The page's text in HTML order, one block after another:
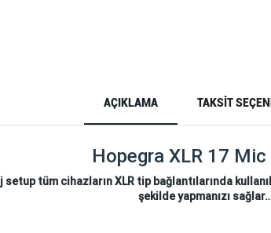
AÇIKLAMA TAKSIT
Hopegra XLR 17 Mic
tüm cihazların XLR tip bağlantılarında
şekilde yapmanızı